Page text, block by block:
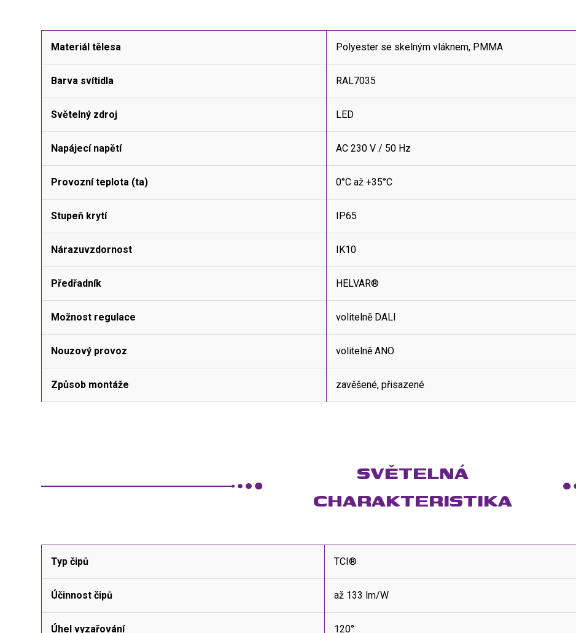
Materiál tělesa Polyester se skelným vláknem, PMMA
Barva svítidla RAL7035
Světelný zdroj LED
Napájecí napětí AC 230 V / 50 Hz
Provozní teplota (ta) 0°C až +35°C
Stupeň krytí IP65
Nárazuvzdornost IK10
Předřadník HELVAR®
Možnost regulace volitelně DALI
Nouzový provoz volitelně ANO
Způsob montáže zavěšené, přisazené
SVĚTELNÁ
CHARAKTERISTIKA
Typ čipů TCI®
Účinnost čipů až 133 lm/W
Úhel vyzařování 120°